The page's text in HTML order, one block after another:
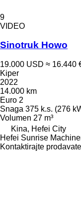
9
VIDEO
Sinotruk Howo
19.000 USD ≈ 16.440
Kiper
2022
14.000 km
Euro 2
Snaga 375 k.s. (276
Volumen 27 m³
Kina, Hefei City
Hefei Sunrise
Kontaktirajte